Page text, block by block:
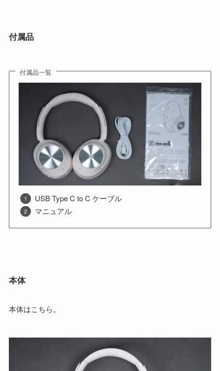
付属品
付属品一覧
USB Type C to C ケーブル
マニュアル
本体
本体はこちら。